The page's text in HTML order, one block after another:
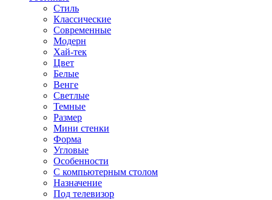
Стиль
Классические
Современные
Модерн
Хай-тек
Цвет
Белые
Венге
Светлые
Темные
Размер
Мини стенки
Форма
Угловые
Особенности
С компьютерным столом
Назначение
Под телевизор